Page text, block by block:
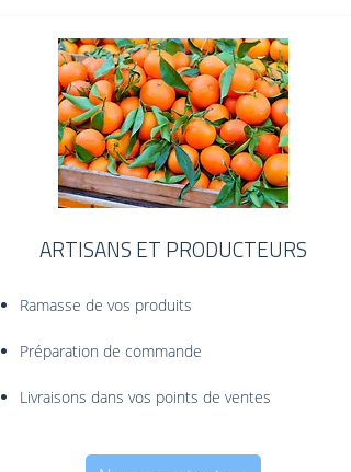
ARTISANS ET PRODUCTEURS
Ramasse de vos produits
Préparation de commande
Livraisons dans vos points de ventes